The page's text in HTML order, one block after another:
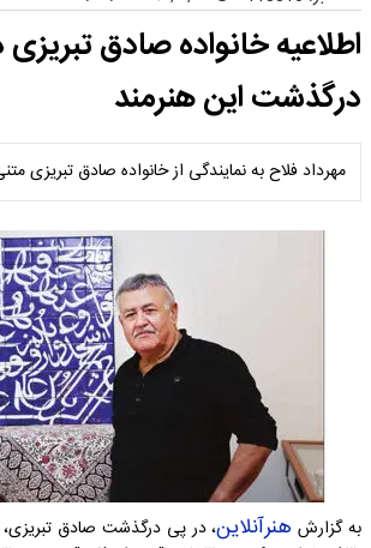
اطلاعیه خانواده صادق
درگذشت این هنرمند
مهرداد فلاح به نمایندگی از خانواده صادق تبریزی
به گزارش هنرآنلاین، در پی درگذشت صادق تبریزی،